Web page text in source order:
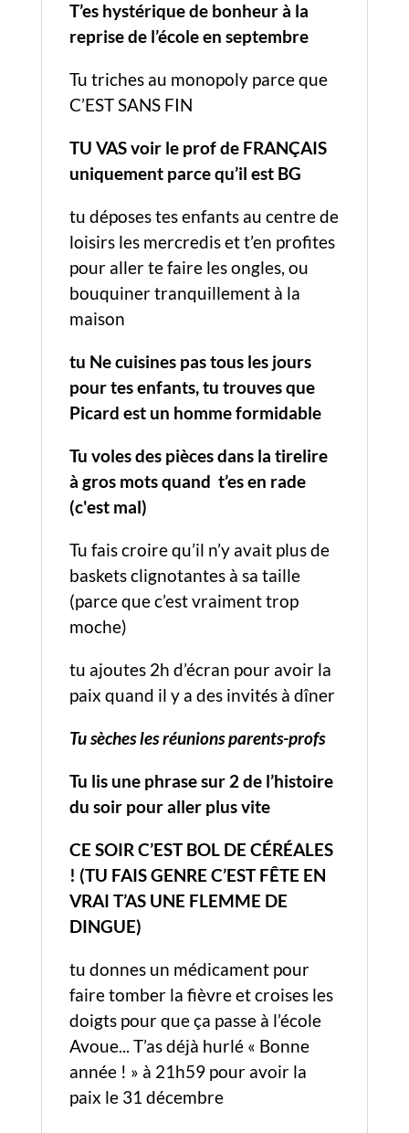
T’es hystérique de bonheur à la
reprise de l’école en septembre
Tu triches au monopoly parce que
C’EST SANS FIN
TU VAS voir le prof de FRANÇAIS
uniquement parce qu’il est BG
tu déposes tes enfants au centre de
loisirs les mercredis et t’en profites
pour aller te faire les ongles, ou
bouquiner tranquillement à la
maison
tu Ne cuisines pas tous les jours
pour tes enfants,tu trouves que
Picard est un homme formidable
Tu voles des pièces dans la tirelire
à gros mots quand t’es en rade
(c'est mal)
Tu fais croire qu’il n’y avait plus de
baskets clignotantes à sa taille
(parce que c’est vraiment trop
moche)
tu ajoutes 2h d’écran pour avoir la
paix quand il y a des invités à dîner
Tu sèches les réunions parents-profs
Tu lis une phrase sur 2 de l’histoire
du soir pour aller plus vite
CE SOIR C’EST BOL DE CÉRÉALES
! (TU FAIS GENRE C’EST FÊTE EN
VRAI T’AS UNE FLEMME DE
DINGUE)
tu donnes un médicament pour
faire tomber la fièvre et croises les
doigts pour que ça passe à l’école
Avoue... T’as déjà hurlé « Bonne
année ! » à 21h59 pour avoir la
paix le 31 décembre